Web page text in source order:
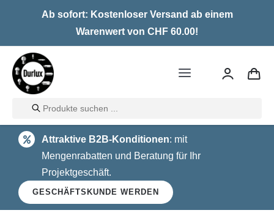
Ab sofort: Kostenloser Versand ab einem
Warenwert von CHF 60.00!
Toggle
Home
LED
Halogen
Glühlampen
Products
search
Attraktive B2B-Konditionen: mit
Mengenrabatten und Beratung für Ihr
Projektgeschäft.
GESCHÄFTSKUNDE WERDEN